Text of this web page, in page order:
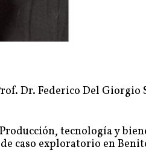
Dr. Federico Del Giorgio
tecnología y
caso exploratorio en